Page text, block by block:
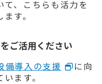
、こちらも活力を
す。
ご活用ください
備導入の支援
に向
ます。